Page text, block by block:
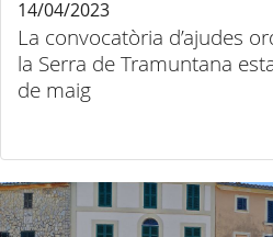
La convocatòria d’ajudes
la Serra de Tramuntana
de maig
14/04/2023